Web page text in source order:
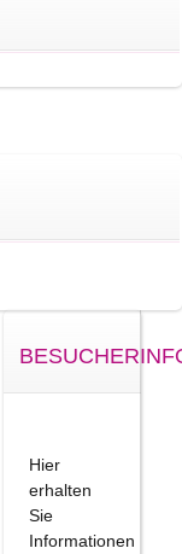
Hier
erhalten
Sie
Informationen